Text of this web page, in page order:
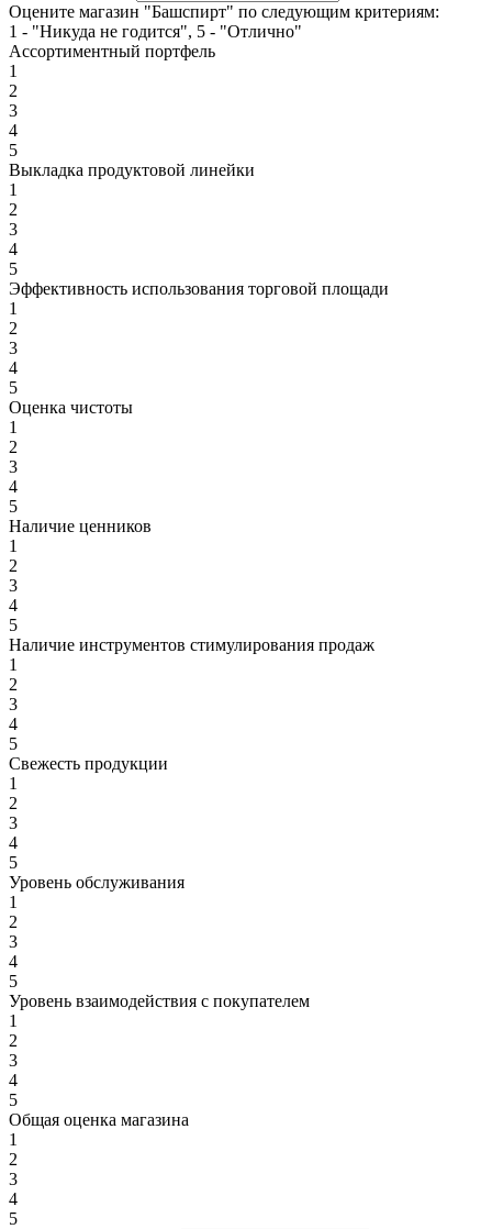
Оцените магазин "Башспирт" по следующим критериям:
1 - "Никуда не годится", 5 - "Отлично"
Ассортиментный портфель
1
2
3
4
5
Выкладка продуктовой линейки
1
2
3
4
5
Эффективность использования торговой площади
1
2
3
4
5
Оценка чистоты
1
2
3
4
5
Наличие ценников
1
2
3
4
5
Наличие инструментов стимулирования продаж
1
2
3
4
5
Свежесть продукции
1
2
3
4
5
Уровень обслуживания
1
2
3
4
5
Уровень взаимодействия с покупателем
1
2
3
4
5
Общая оценка магазина
1
2
3
4
5